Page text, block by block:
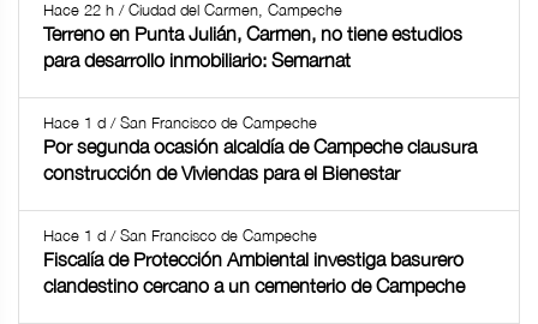
Hace 22 h / Ciudad del Carmen, Campeche
Terreno en Punta Julián, Carmen, no tiene estudios
para desarrollo inmobiliario: Semarnat
Hace 1 d / San Francisco de Campeche
Por segunda ocasión alcaldía de Campeche clausura
construcción de Viviendas para el Bienestar
Hace 1 d / San Francisco de Campeche
Fiscalía de Protección Ambiental investiga basurero
clandestino cercano a un cementerio de Campeche